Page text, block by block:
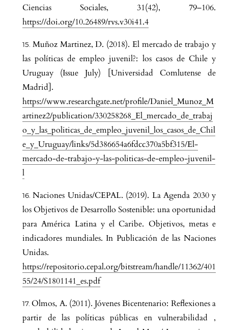
Ciencias Sociales, 31(42), 79–106.
https://doi.org/10.26489/rvs.v30i41.4
Muñoz Martinez, D. (2018). El mercado de trabajo y
las políticas de empleo juvenil?: los casos de Chile y
Uruguay (Issue July) [Universidad Comlutense de
Madrid].
https://www.researchgate.net/profile/Daniel_Munoz_M
artinez2/publication/330258268_El_mercado_de_trabaj
o_y_las_politicas_de_empleo_juvenil_los_casos_de_Chil
e_y_Uruguay/links/5d386654a6fdcc370a5bf315/El-
mercado-de-trabajo-y-las-politicas-de-empleo-juvenil-
l
Naciones Unidas/CEPAL. (2019). La Agenda 2030 y
los Objetivos de Desarrollo Sostenible: una oportunidad
para América Latina y el Caribe. Objetivos, metas e
indicadores mundiales. In Publicación de las Naciones
Unidas.
https://repositorio.cepal.org/bitstream/handle/11362/401
55/24/S1801141_es.pdf
Olmos, A. (2011). Jóvenes Bicentenario: Reflexiones a
partir de las políticas públicas en vulnerabilidad ,